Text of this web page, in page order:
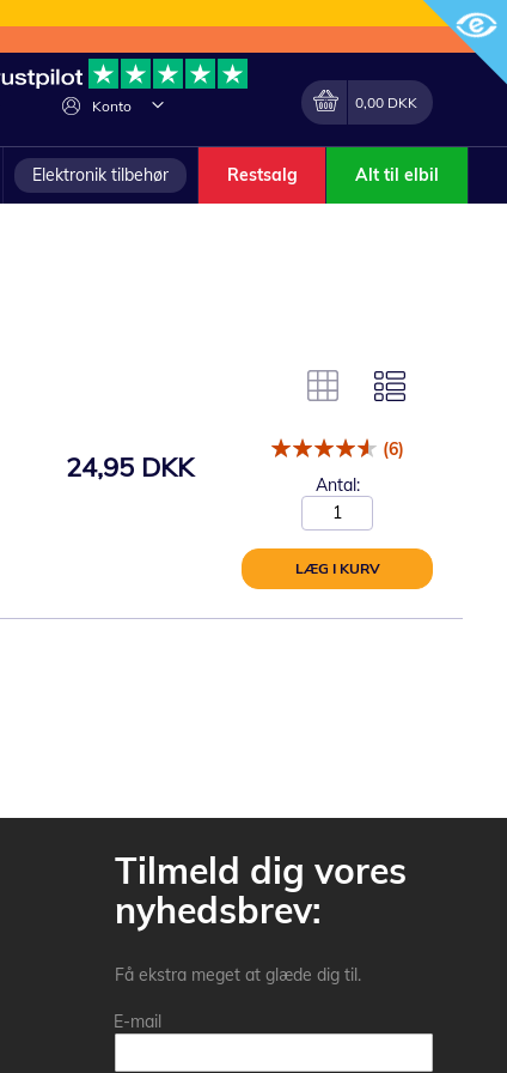
Konto
Lave
Min indkøbskurv
0,00 DKK
Elektronik tilbehør Restsalg Alt til elbil
24,95 DKK
(6)
Antal:
LÆG I KURV
Tilmeld dig vores
nyhedsbrev:
Få ekstra meget at glæde dig til.
E-mail